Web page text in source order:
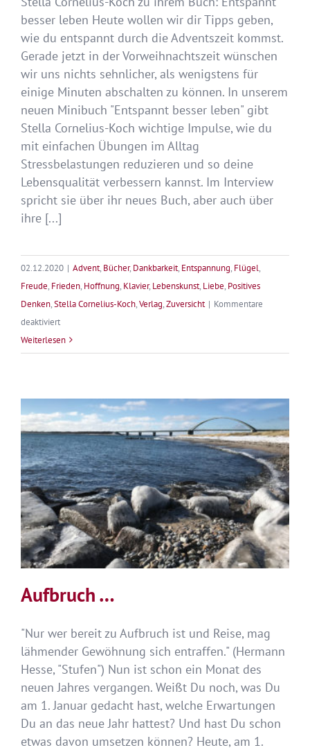
besser leben Heute wollen wir dir Tipps geben,
wie du entspannt durch die Adventszeit kommst.
Gerade jetzt in der Vorweihnachtszeit wünschen
wir uns nichts sehnlicher, als wenigstens für
einige Minuten abschalten zu können. In unserem
neuen Minibuch "Entspannt besser leben" gibt
Stella Cornelius-Koch wichtige Impulse, wie du
mit einfachen Übungen im Alltag
Stressbelastungen reduzieren und so deine
Lebensqualität verbessern kannst. Im Interview
spricht sie über ihr neues Buch, aber auch über
ihre [...]
02.12.2020 | Advent, Bücher, Dankbarkeit, Entspannung, Flügel,
Freude, Frieden, Hoffnung, Klavier, Lebenskunst, Liebe, Positives
Denken,Stella Cornelius-Koch,Verlag,Zuversicht | Kommentare
deaktiviertfür
Adventskalender
mit
2.
Dezember
2020
Weiterlesen
Aufbruch …
"Nur wer bereit zu Aufbruch ist und Reise, mag
lähmender Gewöhnung sich entraffen." (Hermann
Hesse, "Stufen") Nun ist schon ein Monat des
neuen Jahres vergangen. Weißt Du noch, was Du
am 1. Januar gedacht hast, welche Erwartungen
Du an das neue Jahr hattest? Und hast Du schon
etwas davon umsetzen können? Heute, am 1.